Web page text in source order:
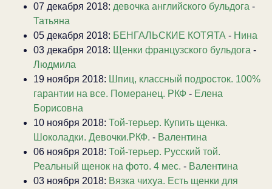
07 декабря 2018: девочка английского бульдога -
Татьяна
05 декабря 2018: БЕНГАЛЬСКИЕ КОТЯТА - Нина
03 декабря 2018: Щенки французского бульдога -
Людмила
19 ноября 2018: Шпиц, классный подросток. 100%
гарантии на все. Померанец. РКФ - Елена
Борисовна
10 ноября 2018: Той-терьер. Купить щенка.
Шоколадки. Девочки.РКФ. - Валентина
06 ноября 2018: Той-терьер. Русский той.
Реальный щенок на фото. 4 мес. - Валентина
03 ноября 2018: Вязка чихуа. Есть щенки для